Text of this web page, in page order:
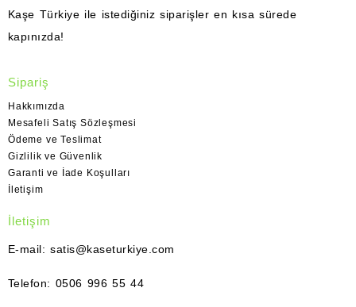
Kaşe Türkiye ile istediğiniz siparişler en kısa sürede
kapınızda!
Sipariş
Hakkımızda
Mesafeli Satış Sözleşmesi
Ödeme ve Teslimat
Gizlilik ve Güvenlik
Garanti ve İade Koşulları
İletişim
İletişim
E-mail: satis@kaseturkiye.com
Telefon: 0506 996 55 44